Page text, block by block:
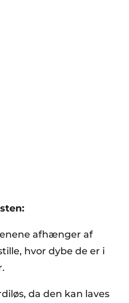
afhænger af
hvor dybe de er i
da den kan laves